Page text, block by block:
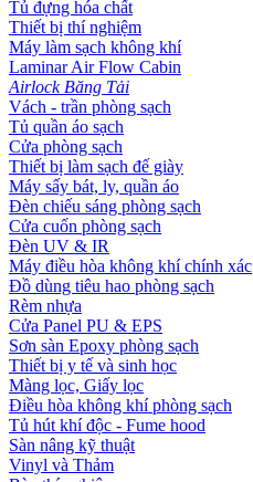
Tủ đựng hóa chất
Thiết bị thí nghiệm
Máy làm sạch không khí
Laminar Air Flow Cabin
Airlock Băng Tải
Vách - trần phòng sạch
Tủ quần áo sạch
Cửa phòng sạch
Thiết bị làm sạch đế giày
Máy sấy bát, ly, quần áo
Đèn chiếu sáng phòng sạch
Cửa cuốn phòng sạch
Đèn UV & IR
Máy điều hòa không khí chính xác
Đồ dùng tiêu hao phòng sạch
Rèm nhựa
Cửa Panel PU & EPS
Sơn sàn Epoxy phòng sạch
Thiết bị y tế và sinh học
Màng lọc, Giấy lọc
Điều hòa không khí phòng sạch
Tủ hút khí độc - Fume hood
Sàn nâng kỹ thuật
Vinyl và Thảm